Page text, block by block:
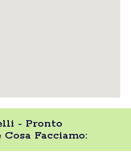
- Pronto
Facciamo: